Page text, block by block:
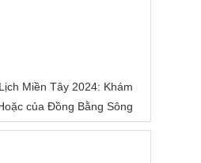
Miền Tây 2024: Khám
của Đồng Bằng Sông
Nước